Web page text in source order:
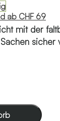
ab CHF 69
mit der
sicher